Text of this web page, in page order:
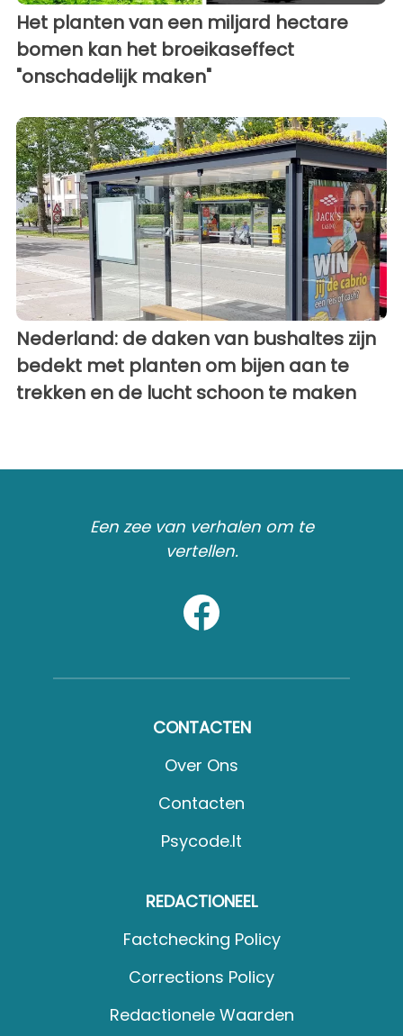
Het planten van een miljard hectare
bomen kan het broeikaseffect
"onschadelijk maken"
Nederland: de daken van bushaltes zijn
bedekt met planten om bijen aan te
trekken en de lucht schoon te maken
Een zee van verhalen om te
vertellen.
CONTACTEN
Over Ons
Contacten
Psycode.it
REDACTIONEEL
Factchecking Policy
Corrections Policy
Redactionele Waarden